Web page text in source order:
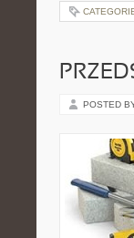
POSTED